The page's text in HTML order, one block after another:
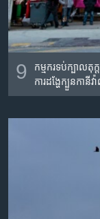
9
កម្មករ​ទប់​ក្បាល​
ការ​ដង្ហែ​ក្បួន​កា